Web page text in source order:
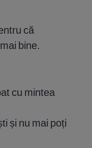
că
bine.
cu mintea
și nu mai poți